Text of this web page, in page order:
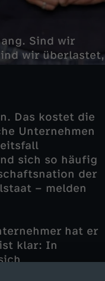
Sind wir
wir überlastet,
Das kostet die
Unternehmen
sich so häufig
der
– melden
hat er
klar: In
Arbeitgeber.